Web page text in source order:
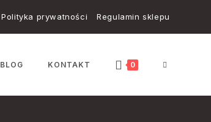
Polityka prywatności Regulamin sklepu
BLOG KONTAKT 0 TOGGLE